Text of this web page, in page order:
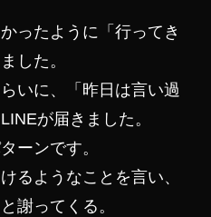
ったように「行ってき
した。
いに、「昨日は言い過
が届きました。
ーンです。
るようなことを言い、
謝ってくる。